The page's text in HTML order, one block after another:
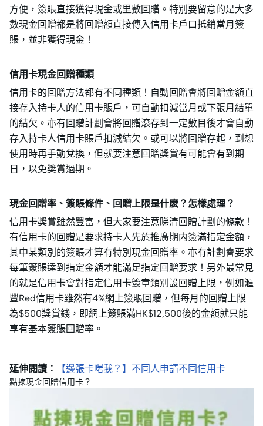
方便，簽賬直接獲得現金或里數回贈。特別要留意的是大多
數現金回贈都是將回贈額直接傳入信用卡戶口抵銷當月簽
賬，並非獲得現金！
信用卡現金回贈種類
信用卡的回贈方法都有不同種類！自動回贈會將回贈金額直
接存入持卡人的信用卡賬戶，可自動扣減當月或下張月結單
的結欠。亦有回贈計劃會將回贈滾存到一定數目後才會自動
存入持卡人信用卡賬戶扣減結欠。或可以將回贈存起，到想
使用時再手動兌換，但就要注意回贈獎賞有可能會有到期
日，以免獎賞過期。
現金回贈率、簽賬條件、回贈上限是什麽？怎樣處理？
信用卡獎賞雖然豐富，但大家要注意睇清回贈計劃的條款！
有信用卡的回贈是要求持卡人先於推廣期内簽滿指定金額，
其中某類別的簽賬才算有特別現金回贈率。亦有計劃會要求
每筆簽賬達到指定金額才能滿足指定回贈要求！另外最常見
的就是信用卡會對指定信用卡簽章類別設回贈上限，例如滙
豐Red信用卡雖然有4%網上簽賬回贈，但每月的回贈上限
為$500獎賞錢，即網上簽賬滿HK$12,500後的金額就只能
享有基本簽賬回贈率。
延伸閱讀︰ 【邊張卡啱我？】不同人申請不同信用卡
點揀現金回贈信用卡？